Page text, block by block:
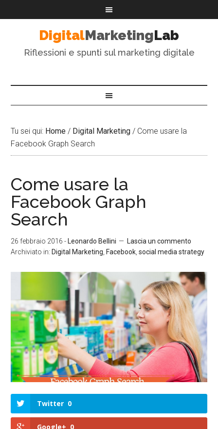
DigitalMarketingLab
Riflessioni e spunti sul marketing digitale
Tu sei qui: Home / Digital Marketing / Come usare la
Facebook Graph Search
Come usare la
Facebook Graph
Search
26 febbraio 2016 - Leonardo Bellini
Lascia un commento
Archiviato in: Digital Marketing Facebook ,social media strategy
Twitter 0
Google+ 0